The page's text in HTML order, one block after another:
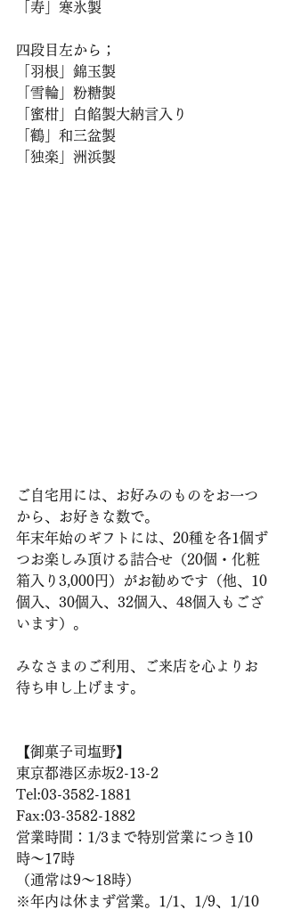
「寿」寒氷製
四段目左から；
「羽根」錦玉製
「雪輪」粉糖製
「蜜柑」白餡製大納言入り
「鶴」和三盆製
「独楽」洲浜製
ご自宅用には、お好みのものをお一つ
から、お好きな数で。
年末年始のギフトには、20種を各1個ず
つお楽しみ頂ける詰合せ（20個・化粧
箱入り3,000円）がお勧めです（他、10
個入、30個入、32個入、48個入もござ
います）。
みなさまのご利用、ご来店を心よりお
待ち申し上げます。
【御菓子司塩野】
東京都港区赤坂2-13-2
Tel:03-3582-1881
Fax:03-3582-1882
営業時間：1/3まで特別営業につき10
時〜17時
（通常は9〜18時）
※年内は休まず営業。1/1、1/9、1/10